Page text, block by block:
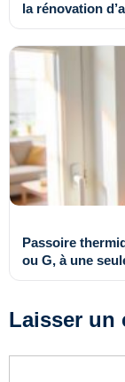
la rénovation
Passoire
ou G, à une
Laisser un